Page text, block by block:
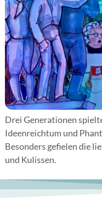
Drei Generationen
Ideenreichtum und
Besonders gefielen die
und Kulissen.